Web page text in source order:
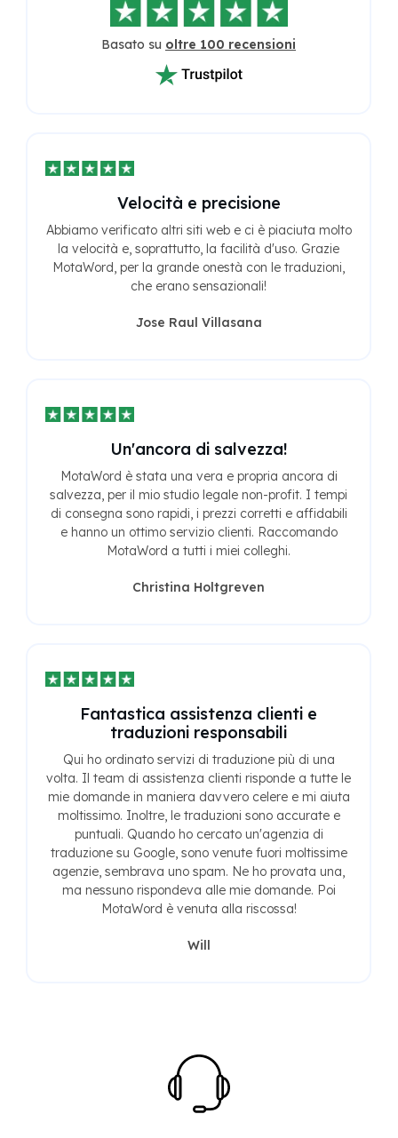
Basato su oltre 100 recensioni
Velocità e precisione
Abbiamo verificato altri siti web e ci è piaciuta molto
la velocità e, soprattutto, la facilità d'uso. Grazie
MotaWord, per la grande onestà con le traduzioni,
che erano sensazionali!
Jose Raul Villasana
Un'ancora di salvezza!
MotaWord è stata una vera e propria ancora di
salvezza, per il mio studio legale non-profit. I tempi
di consegna sono rapidi, i prezzi corretti e affidabili
e hanno un ottimo servizio clienti. Raccomando
MotaWord a tutti i miei colleghi.
Christina Holtgreven
Fantastica assistenza clienti e
traduzioni responsabili
Qui ho ordinato servizi di traduzione più di una
volta. Il team di assistenza clienti risponde a tutte le
mie domande in maniera davvero celere e mi aiuta
moltissimo. Inoltre, le traduzioni sono accurate e
puntuali. Quando ho cercato un'agenzia di
traduzione su Google, sono venute fuori moltissime
agenzie, sembrava uno spam. Ne ho provata una,
ma nessuno rispondeva alle mie domande. Poi
MotaWord è venuta alla riscossa!
Will